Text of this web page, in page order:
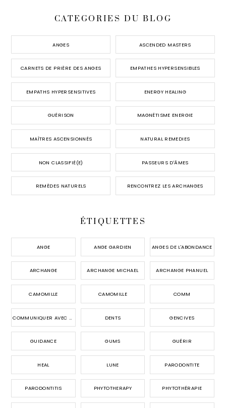
CATEGORIES DU BLOG
ANGES ASCENDED MASTERS
CARNETS DE PRIÈRE DES ANGES EMPATHES HYPERSENSIBLES
EMPATHS HYPERSENSITIVES ENERGY HEALING
GUÉRISON MAGNÉTISME ENERGIE
MAÎTRES ASCENSIONNÉS NATURAL REMEDIES
NON CLASSIFIÉ(E) PASSEURS D'ÂMES
REMÈDES NATURELS RENCONTREZ LES ARCHANGES
ÉTIQUETTES
ANGE ANGE GARDIEN ANGES DE L'ABONDANCE
ARCHANGE ARCHANGE MICHAEL ARCHANGE PHANUEL
CAMOMILLE CAMOMILLE COMM
COMMUNIQUER AVEC LES ANGES DENTS GENCIVES
GUIDANCE GUMS GUÉRIR
HEAL LUNE PARODONTITE
PARODONTITIS PHYTOTHERAPY PHYTOTHÉRAPIE